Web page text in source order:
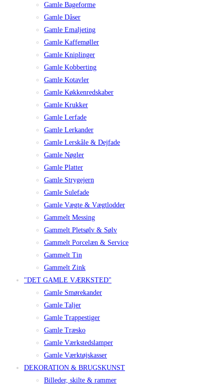
Gamle Bageforme
Gamle Dåser
Gamle Emaljeting
Gamle Kaffemøller
Gamle Kniplinger
Gamle Kobberting
Gamle Kotavler
Gamle Køkkenredskaber
Gamle Krukker
Gamle Lerfade
Gamle Lerkander
Gamle Lerskåle & Dejfade
Gamle Nøgler
Gamle Platter
Gamle Strygejern
Gamle Sulefade
Gamle Vægte & Vægtlodder
Gammelt Messing
Gammelt Pletsølv & Sølv
Gammelt Porcelæn & Service
Gammelt Tin
Gammelt Zink
"DET GAMLE VÆRKSTED"
Gamle Smørekander
Gamle Taljer
Gamle Trappestiger
Gamle Træsko
Gamle Værkstedslamper
Gamle Værktøjskasser
DEKORATION & BRUGSKUNST
Billeder, skilte & rammer